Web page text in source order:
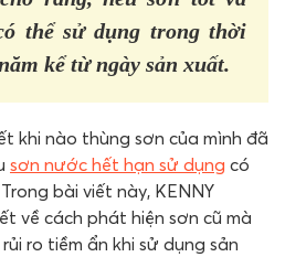
thể sử dụng trong thời
kể từ ngày sản xuất.
khi nào thùng sơn của mình đã
sơn nước hết hạn sử dụng có
bài viết này, KENNY
về cách phát hiện sơn cũ mà
ro tiềm ẩn khi sử dụng sản